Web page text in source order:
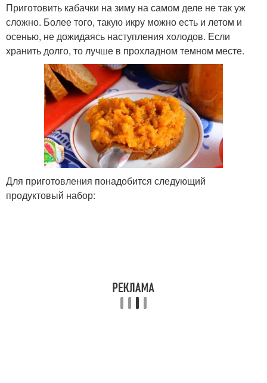
Приготовить кабачки на зиму на самом деле не так уж
сложно. Более того, такую икру можно есть и летом и
осенью, не дожидаясь наступления холодов. Если
хранить долго, то лучше в прохладном темном месте.
Для приготовления понадобится следующий
продуктовый набор: